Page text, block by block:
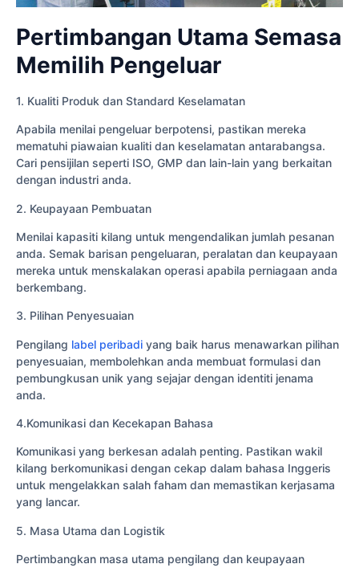
Pertimbangan Utama Semasa
Memilih Pengeluar
1. Kualiti Produk dan Standard Keselamatan
Apabila menilai pengeluar berpotensi, pastikan mereka
mematuhi piawaian kualiti dan keselamatan antarabangsa.
Cari pensijilan seperti ISO, GMP dan lain-lain yang berkaitan
dengan industri anda.
2. Keupayaan Pembuatan
Menilai kapasiti kilang untuk mengendalikan jumlah pesanan
anda. Semak barisan pengeluaran, peralatan dan keupayaan
mereka untuk menskalakan operasi apabila perniagaan anda
berkembang.
3. Pilihan Penyesuaian
Pengilang label peribadi yang baik harus menawarkan pilihan
penyesuaian, membolehkan anda membuat formulasi dan
pembungkusan unik yang sejajar dengan identiti jenama
anda.
4.Komunikasi dan Kecekapan Bahasa
Komunikasi yang berkesan adalah penting. Pastikan wakil
kilang berkomunikasi dengan cekap dalam bahasa Inggeris
untuk mengelakkan salah faham dan memastikan kerjasama
yang lancar.
5. Masa Utama dan Logistik
Pertimbangkan masa utama pengilang dan keupayaan